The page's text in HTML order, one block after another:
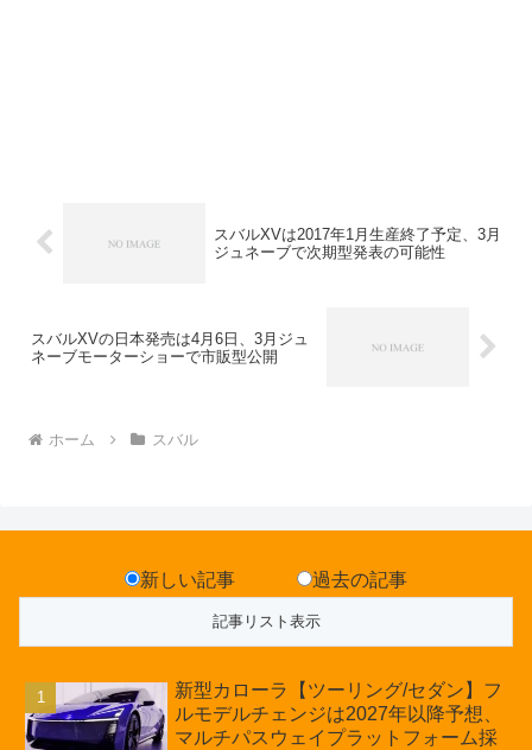
スバルXVは2017年1月生産終了予定、3月
ジュネーブで次期型発表の可能性
スバルXVの日本発売は4月6日、3月ジュ
ネーブモーターショーで市販型公開
ホーム スバル
新しい記事 過去の記事
新型カローラ【ツーリング/セダン】フ
ルモデルチェンジは2027年以降予想、
マルチパスウェイプラットフォーム採